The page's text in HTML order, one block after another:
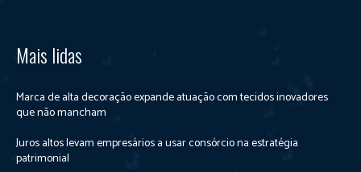
Mais lidas
Marca de alta decoração expande atuação com tecidos inovadores
que não mancham
Juros altos levam empresários a usar consórcio na estratégia
patrimonial